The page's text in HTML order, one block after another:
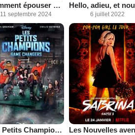
Comment épouser un homme riche ?
11 septembre 2024 6 juillet 2022
Les Petits Champions : Game Changers